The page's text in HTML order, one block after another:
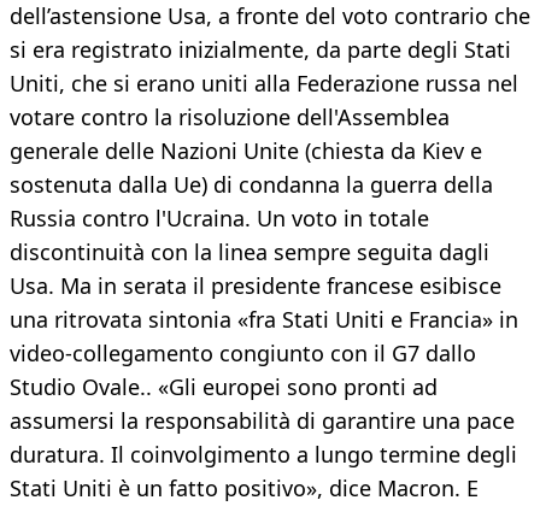
dell’astensione Usa, a fronte del voto contrario che
si era registrato inizialmente, da parte degli Stati
Uniti, che si erano uniti alla Federazione russa nel
votare contro la risoluzione dell'Assemblea
generale delle Nazioni Unite (chiesta da Kiev e
sostenuta dalla Ue) di condanna la guerra della
Russia contro l'Ucraina. Un voto in totale
discontinuità con la linea sempre seguita dagli
Usa. Ma in serata il presidente francese esibisce
una ritrovata sintonia «fra Stati Uniti e Francia» in
video-collegamento congiunto con il G7 dallo
Studio Ovale.. «Gli europei sono pronti ad
assumersi la responsabilità di garantire una pace
duratura. Il coinvolgimento a lungo termine degli
Stati Uniti è un fatto positivo», dice Macron. E